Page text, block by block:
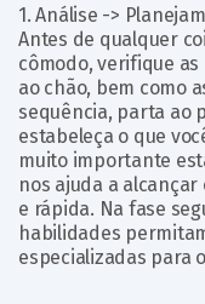
1. Análise ->
Antes de qualquer
cômodo, verifique
ao chão, bem como
sequência, parta ao
estabeleça o que
muito importante
nos ajuda a
e rápida. Na fase
habilidades
especializadas para